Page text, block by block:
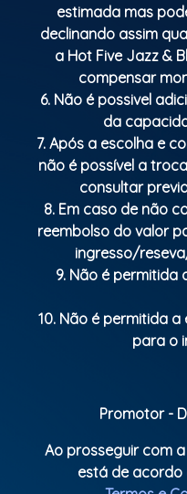
estimada mas
declinando assim
a Hot Five Jazz &
compensar
6. Não é possivel
da
7. Após a escolha e
não é possível a
consultar
8. Em caso de não
reembolso do valor
ingresso/
9. Não é permitida
10. Não é permitida
para o
Promotor -
Ao prosseguir com
está de acordo